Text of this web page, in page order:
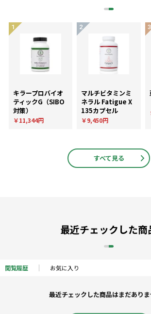
キラープロバイオ
ティックG（SIBO
対策）
￥11,344円
マルチビタミンミ
ネラル Fatigue X
135カプセル
￥9,450円
すべて見る
最近チェックした商
閲覧履歴 お気に入り
最近チェックした商品はまだありま